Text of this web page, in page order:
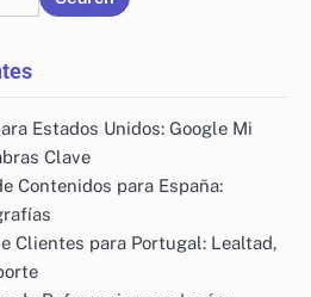
Estados Unidos: Google Mi
Clave
Contenidos para España:
Clientes para Portugal: Lealtad,